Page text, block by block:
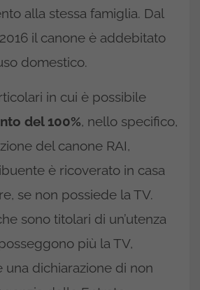
alla stessa famiglia. Dal
il canone è addebitato
domestico.
in cui è possibile
del 100%, nello specifico,
del canone RAI,
è ricoverato in casa
se non possiede la TV.
sono titolari di un’utenza
più la TV,
una dichiarazione di non